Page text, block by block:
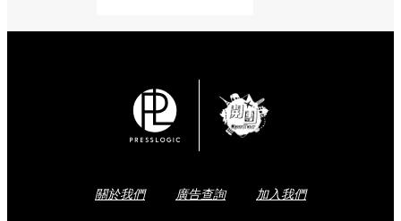
關於我們 廣告查詢 加入我們